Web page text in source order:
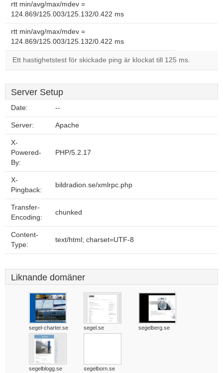
rtt min/avg/max/mdev =
124.869/125.003/125.132/0.422 ms
rtt min/avg/max/mdev =
124.869/125.003/125.132/0.422 ms
Ett hastighetstest för skickade ping är klockat till 125 ms.
Server Setup
Date: --
Server: Apache
X-
Powered-
By:
PHP/5.2.17
X-
Pingback:
bildradion.se/xmlrpc.php
Transfer-
Encoding:
chunked
Content-
Type:
text/html; charset=UTF-8
Liknande domäner
segel-charter.se segel.se segelberg.se
segelblogg.se segelborn.se